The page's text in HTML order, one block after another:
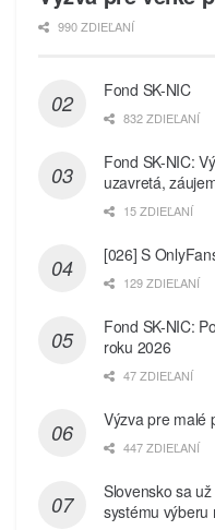
990 ZDIEĽANÍ
Fond SK-NIC
832 ZDIEĽANÍ
Fond SK-NIC:
uzavretá,
15 ZDIEĽANÍ
[026] S
129 ZDIEĽANÍ
Fond SK-NIC:
roku 2026
47 ZDIEĽANÍ
Výzva pre malé
447 ZDIEĽANÍ
Slovensko sa
systému výberu